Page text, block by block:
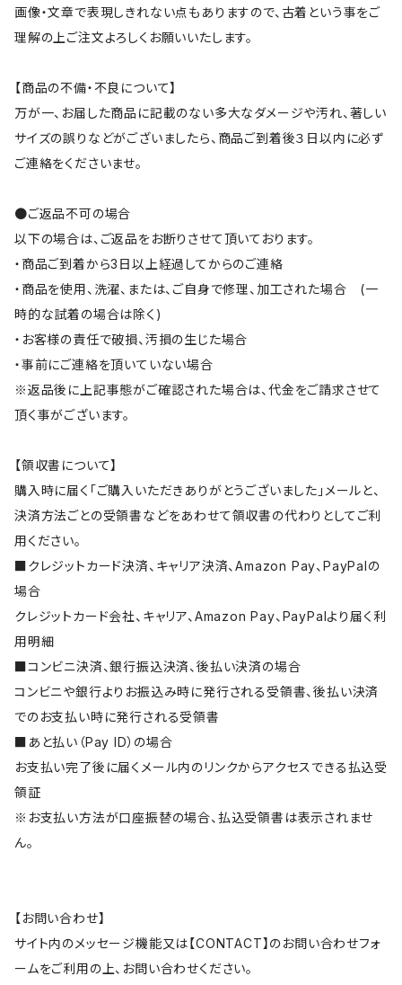
画像・文章で表現しきれない点もありますので、古着という事をご
理解の上ご注文よろしくお願いいたします。
【商品の不備・不良について】
万が一、お届した商品に記載のない多大なダメージや汚れ、著しい
サイズの誤りなどがございましたら、商品ご到着後３日以内に必ず
ご連絡をくださいませ。
●ご返品不可の場合
以下の場合は、ご返品をお断りさせて頂いております。
・商品ご到着から3日以上経過してからのご連絡
・商品を使用、洗濯、または、ご自身で修理、加工された場合 (一
時的な試着の場合は除く)
・お客様の責任で破損、汚損の生じた場合
・事前にご連絡を頂いていない場合
※返品後に上記事態がご確認された場合は、代金をご請求させて
頂く事がございます。
【領収書について】
購入時に届く「ご購入いただきありがとうございました」メールと、
決済方法ごとの受領書などをあわせて領収書の代わりとしてご利
用ください。
■クレジットカード決済、キャリア決済、Amazon Pay、PayPalの
場合
クレジットカード会社、キャリア、Amazon Pay、PayPalより届く利
用明細
■コンビニ決済、銀行振込決済、後払い決済の場合
コンビニや銀行よりお振込み時に発行される受領書、後払い決済
でのお支払い時に発行される受領書
■あと払い（Pay ID）の場合
お支払い完了後に届くメール内のリンクからアクセスできる払込受
領証
※お支払い方法が口座振替の場合、払込受領書は表示されませ
ん。
【お問い合わせ】
サイト内のメッセージ機能又は【CONTACT】のお問い合わせフォ
ームをご利用の上、お問い合わせください。